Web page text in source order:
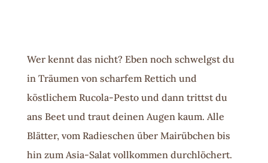
Wer kennt das nicht? Eben noch schwelgst du
in Träumen von scharfem Rettich und
köstlichem Rucola-Pesto und dann trittst du
ans Beet und traut deinen Augen kaum. Alle
Blätter, vom Radieschen über Mairübchen bis
hin zum Asia-Salat vollkommen durchlöchert.